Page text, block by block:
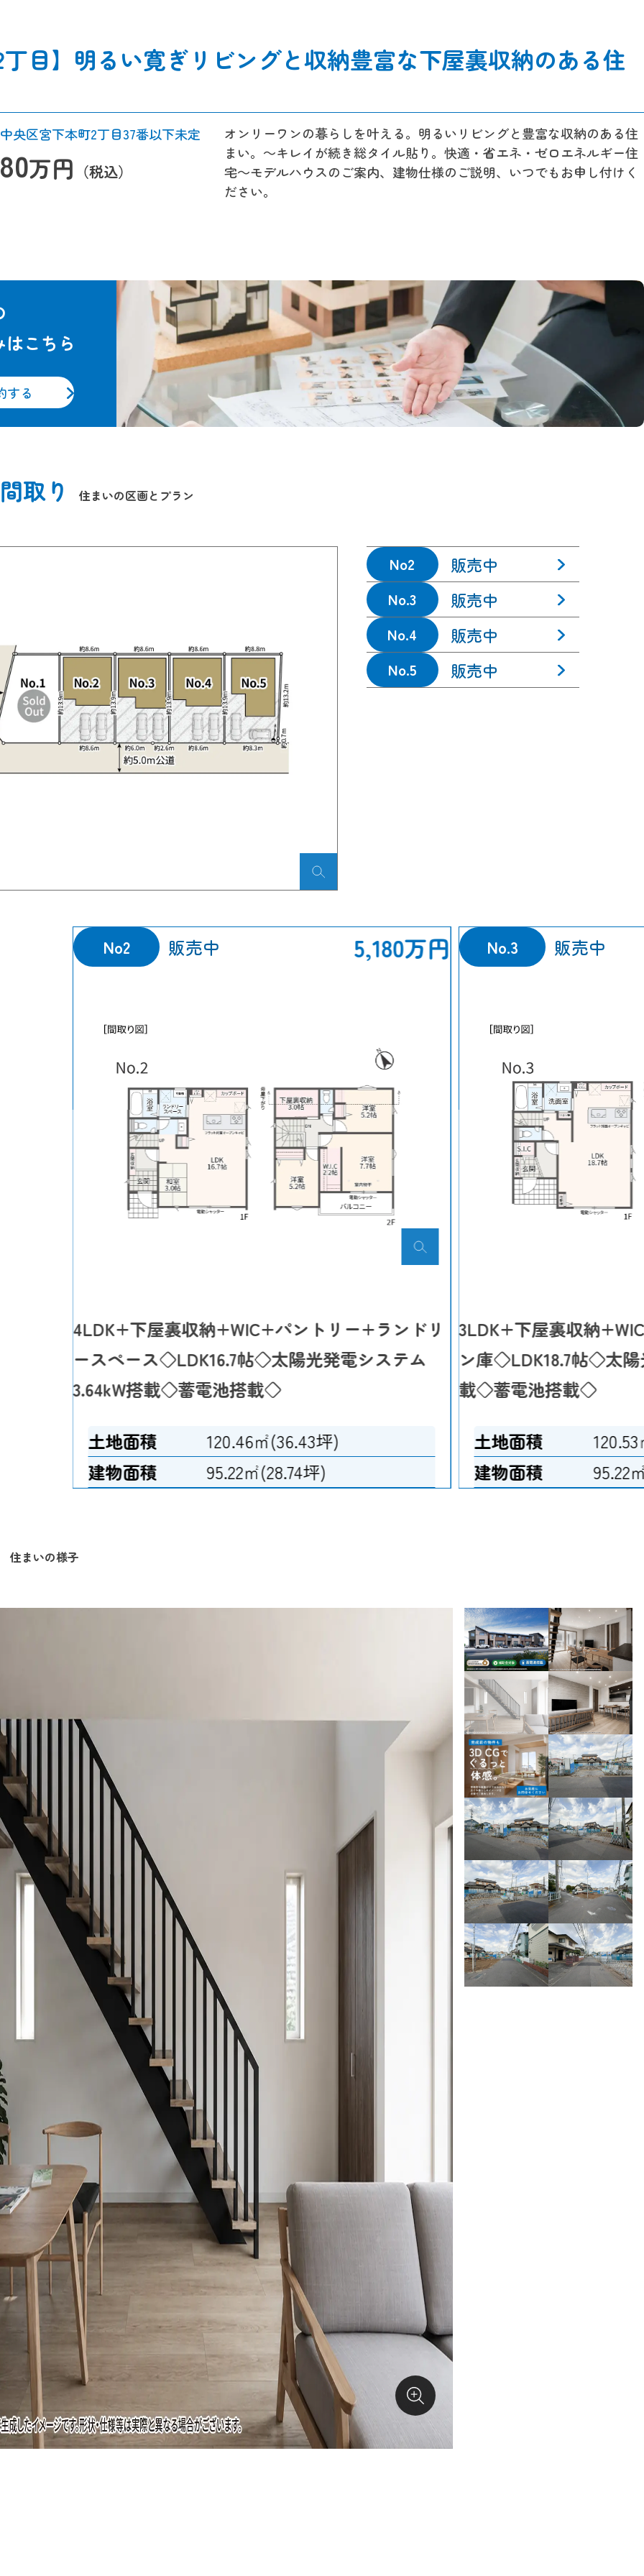
目】明るい寛ぎリビングと収納豊富な下屋裏収納のある住
央区宮下本町2丁目37番以下未定
万円 （税込）
オンリーワンの暮らしを叶える。明るいリビングと豊富な収納のある住
まい。～キレイが続き総タイル貼り。快適・省エネ・ゼロエネルギー住
宅～モデルハウスのご案内、建物仕様のご説明、いつでもお申し付けく
ださい。
こちら
する
取り 住まいの区画とプラン
No2 販売中
No.3 販売中
No.4 販売中
No.5 販売中
No2 販売中 5,180万円
4LDK+下屋裏収納+WIC+パントリー+ランドリ
ースペース◇LDK16.7帖◇太陽光発電システム
3.64kW搭載◇蓄電池搭載◇
土地面積
120.46㎡(36.43坪)
建物面積
95.22㎡(28.74坪)
No.3 販売中
3LDK+下屋裏収納
ン庫◇LDK18.7帖◇太陽
載◇蓄電池搭載◇
土地面積
建物面積
95.22
住まいの様子